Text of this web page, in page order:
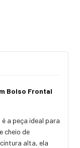
Bolso Frontal
a peça ideal para
cheio de
alta, ela